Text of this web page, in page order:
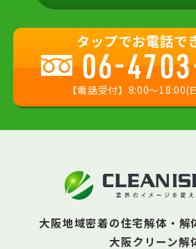
タップでお電話で
06-
【電話受付】8:00〜18:00(
大阪地域密着の住宅解体・解
大阪クリーン解